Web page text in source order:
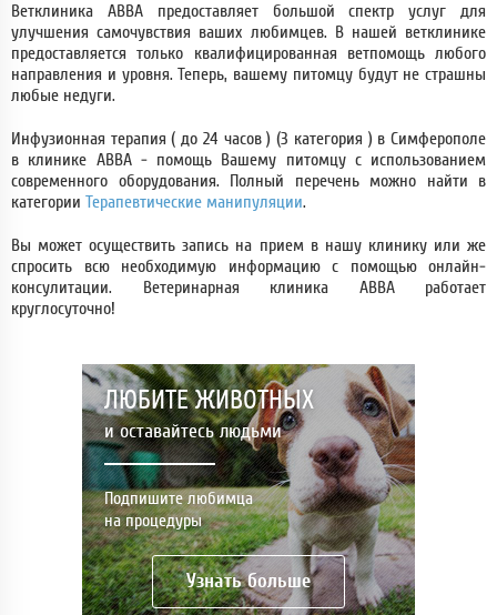
Ветклиника АВВА предоставляет большой спектр услуг для
улучшения самочувствия ваших любимцев. В нашей ветклинике
предоставляется только квалифицированная ветпомощь любого
направления и уровня. Теперь, вашему питомцу будут не страшны
любые недуги.
Инфузионная терапия ( до 24 часов ) (3 категория ) в Симферополе
в клинике АВВА - помощь Вашему питомцу с использованием
современного оборудования. Полный перечень можно найти в
категории Терапевтические манипуляции.
Вы может осуществить запись на прием в нашу клинику или же
спросить всю необходимую информацию с помощью онлайн-
консулитации. Ветеринарная клиника АВВА работает
круглосуточно!
ЛЮБИТЕ ЖИВОТНЫХ
и оставайтесь людьми
Подпишите любимца
на процедуры
Узнать больше